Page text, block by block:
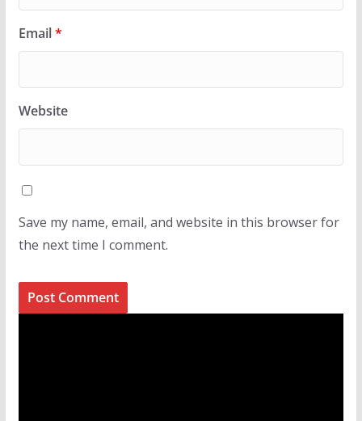
Email*
Website
Save my name, email, and website in this browser for
the next time I comment.